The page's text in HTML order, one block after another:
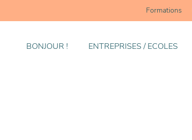
Formations
BONJOUR ! ENTREPRISES / ECOLES